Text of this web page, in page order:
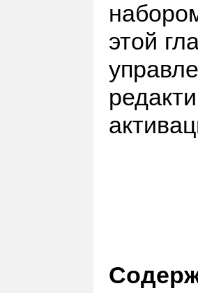
этой